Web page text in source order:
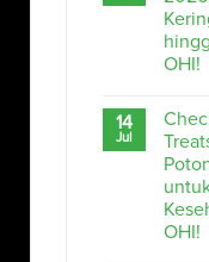
OHI!
14
Jul
OHI!